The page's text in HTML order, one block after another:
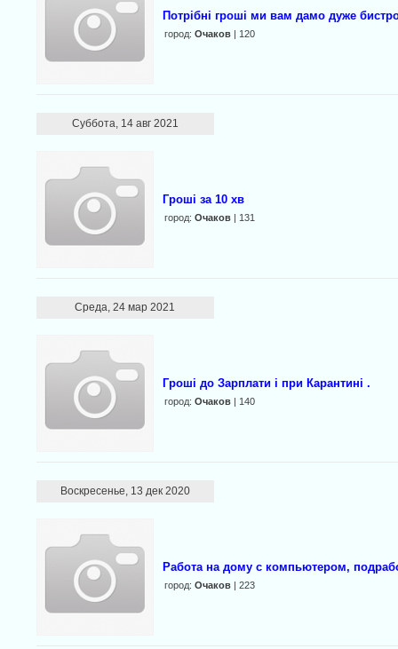
Потрібні гроші ми вам дамо дуже
город: Очаков| 120
Суббота, 14 авг 2021
Гроші за 10 хв
город: Очаков| 131
Среда, 24 мар 2021
Гроші до Зарплати і при Карантині .
город: Очаков| 140
Воскресенье, 13 дек 2020
Работа на дому с компьютером,
город: Очаков| 223